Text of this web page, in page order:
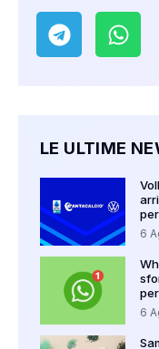
LE ULTIME
6
6